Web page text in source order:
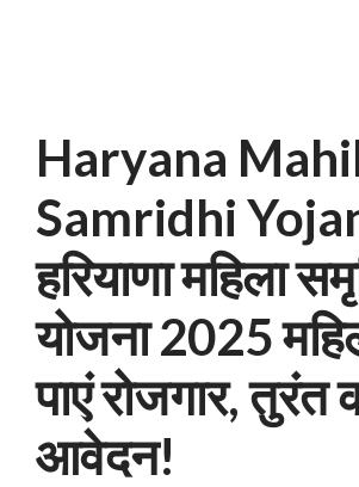
Haryana
Samridhi
हरियाणा महिला
योजना 2025
पाएं रोजगार, तुरंत
आवेदन!